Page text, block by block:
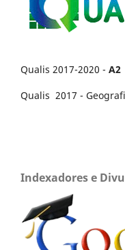
Qualis 2017-2020 - A2
Qualis 2017 -
Indexadores e